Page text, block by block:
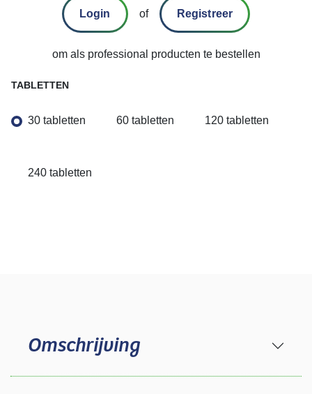
Login of Registreer
om als professional producten te bestellen
TABLETTEN
30 tabletten 60 tabletten 120 tabletten
240 tabletten
Omschrijving